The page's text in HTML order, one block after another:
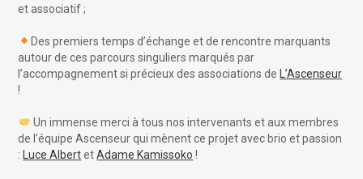
et associatif ;
Des premiers temps d’échange et de rencontre marquants
autour de ces parcours singuliers marqués par
l’accompagnement si précieux des associations de
L’Ascenseur
!
Un immense merci à tous nos intervenants et aux membres
de l’équipe Ascenseur qui mènent ce projet avec brio et passion
:
Luce AlbertetAdame Kamissoko !